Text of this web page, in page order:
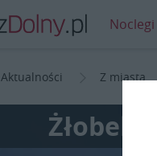
Noclegi
Aktualności Z miasta
Żłobek